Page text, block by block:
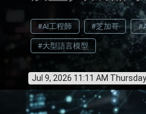
#AI工程師 #芝加哥
#大型語言模型
Jul 9, 2026 11:11 AM Thursday